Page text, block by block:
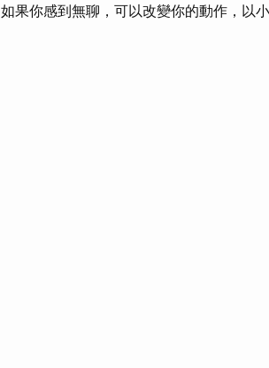
如果你感到無聊，可以改變你的動作，以